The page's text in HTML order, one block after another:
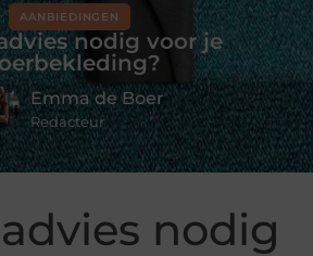
AANBIEDINGEN
nodig voor je
Emma de Boer
Redacteur
nodig